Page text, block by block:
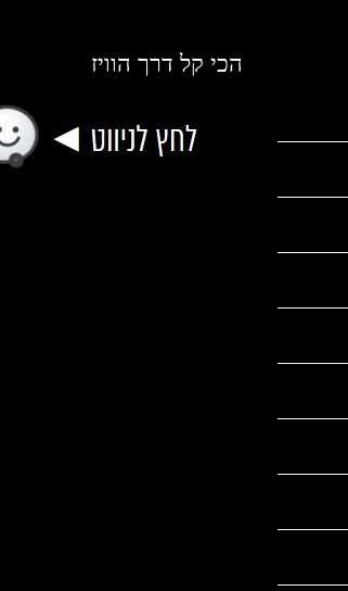
הכי קל דרך הוויז